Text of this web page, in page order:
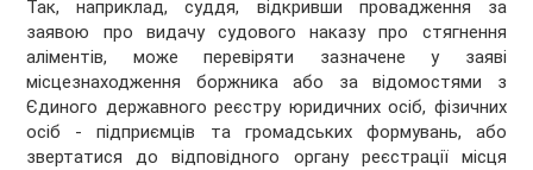
Так, наприклад, суддя, відкривши провадження за
заявою про видачу судового наказу про стягнення
аліментів, може перевіряти зазначене у заяві
місцезнаходження боржника або за відомостями з
Єдиного державного реєстру юридичних осіб, фізичних
осіб - підприємців та громадських формувань, або
звертатися до відповідного органу реєстрації місця